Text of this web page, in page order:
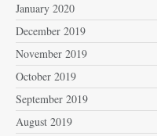
January 2020
December 2019
November 2019
October 2019
September 2019
August 2019